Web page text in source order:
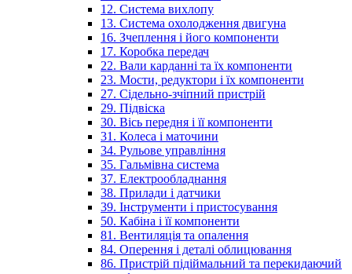
12. Система вихлопу
13. Система охолодження двигуна
16. Зчеплення і його компоненти
17. Коробка передач
22. Вали карданні та їх компоненти
23. Мости, редуктори і їх компоненти
27. Сідельно-зчіпний пристрій
29. Підвіска
30. Вісь передня і її компоненти
31. Колеса і маточини
34. Рульове управління
35. Гальмівна система
37. Електрообладнання
38. Прилади і датчики
39. Інструменти і пристосування
50. Кабіна і її компоненти
81. Вентиляція та опалення
84. Оперення і деталі облицювання
86. Пристрій підіймальний та перекидаючий